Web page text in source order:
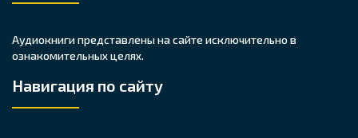
Аудиокниги представлены на сайте исключительно в
ознакомительных целях.
Навигация по сайту